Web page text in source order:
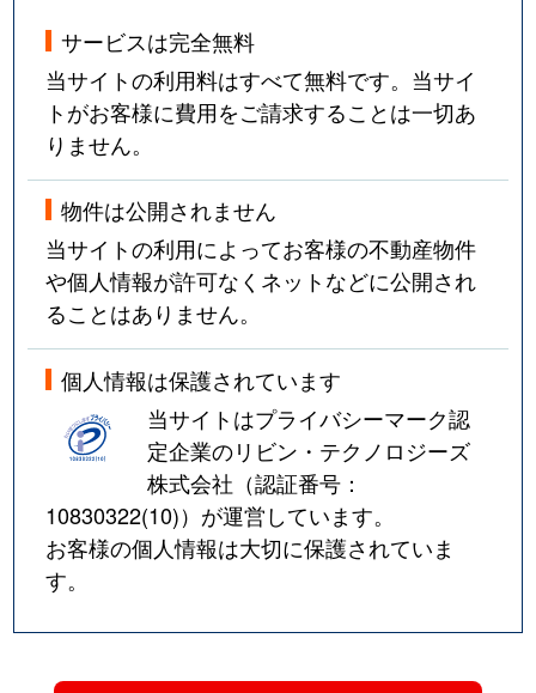
サービスは完全無料
当サイトの利用料はすべて無料です。当サイ
トがお客様に費用をご請求することは一切あ
りません。
物件は公開されません
当サイトの利用によってお客様の不動産物件
や個人情報が許可なくネットなどに公開され
ることはありません。
個人情報は保護されています
当サイトはプライバシーマーク認
定企業のリビン・テクノロジーズ
株式会社（認証番号：
10830322(10)）が運営しています。
お客様の個人情報は大切に保護されていま
す。